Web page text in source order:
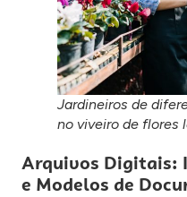
Jardineiros de
no viveiro de flores
Arquivos Digitais:
e Modelos de